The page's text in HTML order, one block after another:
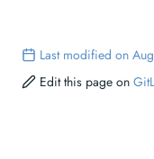
Last modified on
Edit this page on